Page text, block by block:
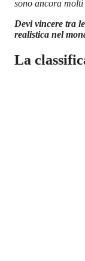
sono ancora
Devi vincere tra
realistica nel
La